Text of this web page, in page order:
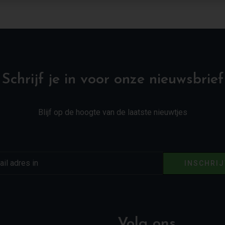
Schrijf je in voor onze nieuwsbrief
Blijf op de hoogte van de laatste nieuwtjes